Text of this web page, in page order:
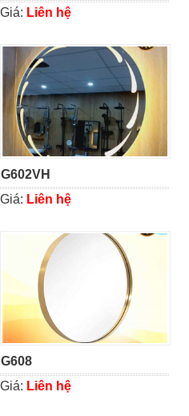
Giá: Liên hệ
G602VH
Giá: Liên hệ
G608
Giá: Liên hệ